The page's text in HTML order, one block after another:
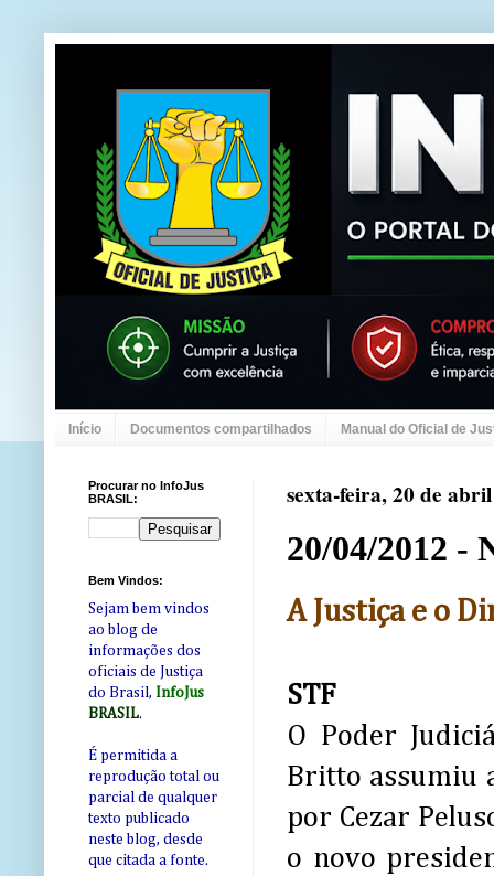
Início Documentos compartilhados Manual do Oficial de
sexta-feira, 20 de
20/04/2012 -
A Justiça e o
STF
O Poder
Britto assumiu
por Cezar
o novo
Procurar no InfoJus
BRASIL:
Bem Vindos:
Sejam bem vindos
ao blog de
informações dos
oficiais de Justiça
do Brasil, InfoJus
BRASIL.
É permitida a
reprodução total ou
parcial de qualquer
texto publicado
neste blog, desde
que citada a fonte.